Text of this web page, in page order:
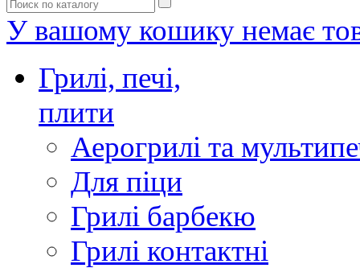
У вашому кошику немає
Грилі, печі,
плити
Аерогрилі та
Для піци
Грилі барбекю
Грилі контактні